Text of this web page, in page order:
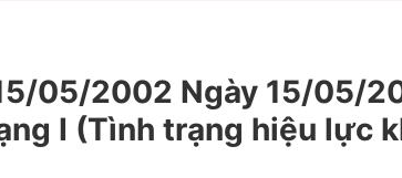
05/2002 Ngày 15/05/
I (Tình trạng hiệu lực